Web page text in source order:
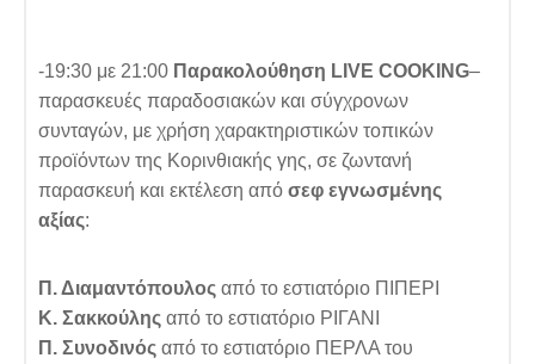
-19:30 με 21:00 Παρακολούθηση LIVE COOKING–
παρασκευές παραδοσιακών και σύγχρονων
συνταγών, με χρήση χαρακτηριστικών τοπικών
προϊόντων της Κορινθιακής γης, σε ζωντανή
παρασκευή και εκτέλεση από σεφ εγνωσμένης
αξίας:
Π. Διαμαντόπουλος από το εστιατόριο ΠΙΠΕΡΙ
Κ. Σακκούλης από το εστιατόριο ΡΙΓΑΝΙ
Π. Συνοδινός από το εστιατόριο ΠΕΡΛΑ του